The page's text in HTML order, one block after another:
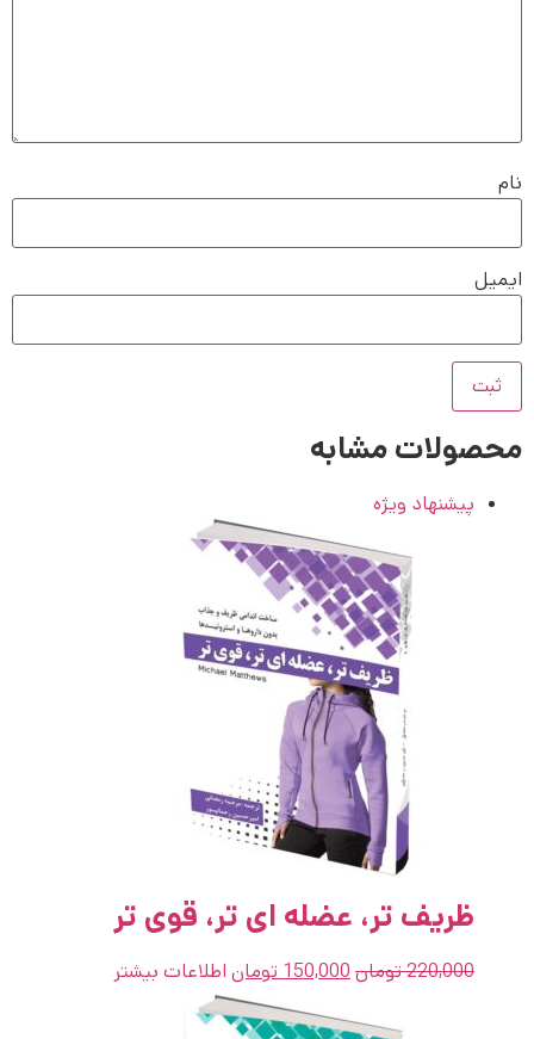
نام
ایمیل
محصولات مشابه
پیشنهاد ویژه
ظریف تر، عضله ای تر، قوی تر
220,000تومان150,000تومان اطلاعات بیشتر